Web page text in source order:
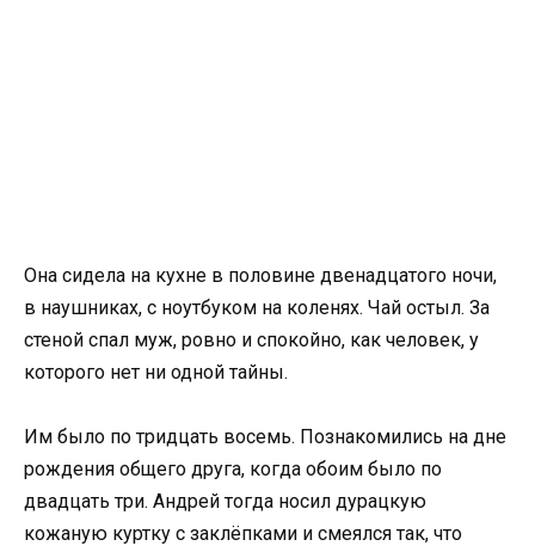
Она сидела на кухне в половине двенадцатого ночи,
в наушниках, с ноутбуком на коленях. Чай остыл. За
стеной спал муж, ровно и спокойно, как человек, у
которого нет ни одной тайны.
Им было по тридцать восемь. Познакомились на дне
рождения общего друга, когда обоим было по
двадцать три. Андрей тогда носил дурацкую
кожаную куртку с заклёпками и смеялся так, что